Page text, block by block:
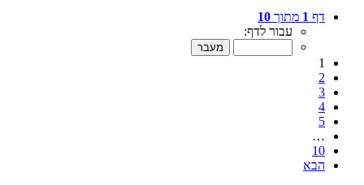
דף 1 מתוך 10
עבור לדף:
1
2
3
4
5
…
10
הבא